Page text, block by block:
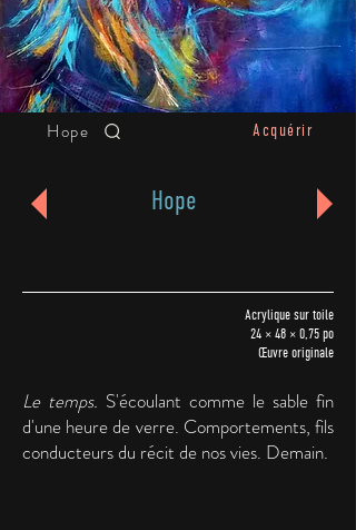
Hope Acquérir
Hope
Acrylique sur toile
24 × 48 × 0,75 po
Œuvre originale
Le temps. S'écoulant comme le sable fin
d'une heure de verre. Comportements, fils
conducteurs du récit de nos vies. Demain.